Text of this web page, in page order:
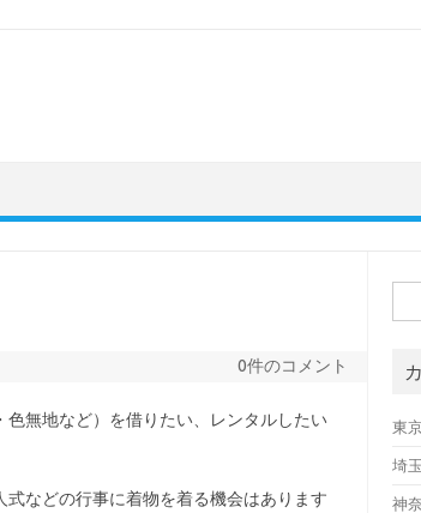
0件のコメント
無地など）を借りたい、レンタルしたい
などの行事に着物を着る機会はあります
索:
東
埼
神